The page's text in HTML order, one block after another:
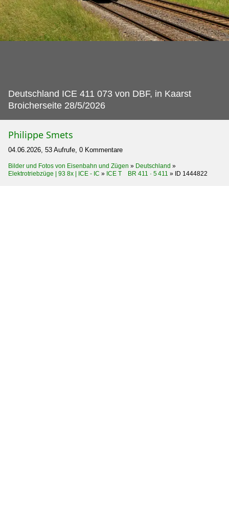
Deutschland ICE 411 073 von DBF, in Kaarst
Broicherseite 28/5/2026
Philippe Smets
04.06.2026, 53 Aufrufe, 0 Kommentare
Bilder und Fotos von Eisenbahn und Zügen » Deutschland »
Elektrotriebzüge | 93 8x | ICE - IC » ICE T BR 411 · 5 411 » ID 1444822